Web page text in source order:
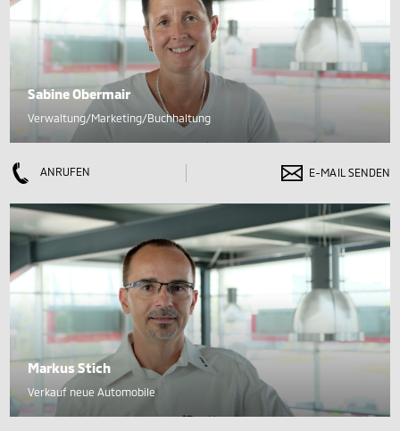
Sabine Obermair
Verwaltung/Marketing/Buchhaltung
ANRUFEN E-MAIL SENDEN
Markus Stich
Verkauf neue Automobile